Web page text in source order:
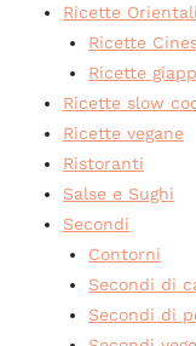
Ricette Orientali
Ricette
Ricette
Ricette slow
Ricette vegane
Ristoranti
Salse e Sughi
Secondi
Contorni
Secondi di
Secondi di